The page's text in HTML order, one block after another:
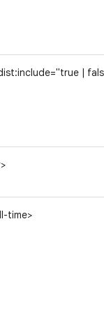
|
time>